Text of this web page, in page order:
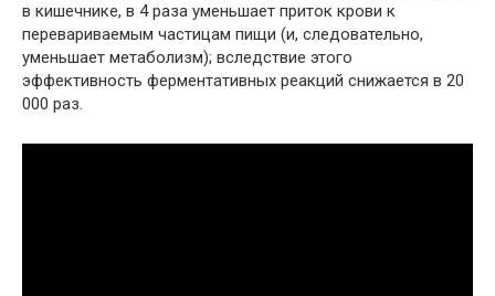
в кишечнике, в 4 раза уменьшает приток крови к
перевариваемым частицам пищи (и, следовательно,
уменьшает метаболизм); вследствие этого
эффективность ферментативных реакций снижается в 20
000 раз.